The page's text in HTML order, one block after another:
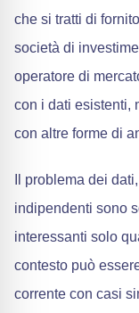
che si tratti di
società di
operatore di
con i dati esistenti,
con altre forme di
Il problema dei
indipendenti sono
interessanti solo
contesto può
corrente con casi